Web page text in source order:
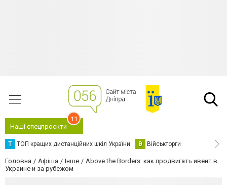
Наші спецпроєкти
11
Т ТОП кращих дистанційних шкіл України В Військторги
Головна Афіша Інше
Above the Borders: как продвигать ивент в
Украине и за рубежом